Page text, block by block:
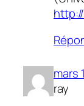
mars
ray